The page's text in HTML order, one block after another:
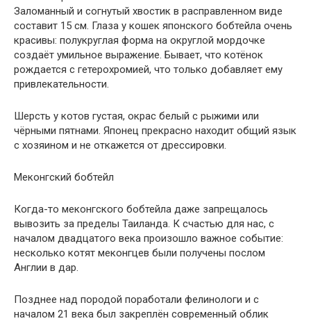
Заломанный и согнутый хвостик в расправленном виде
составит 15 см. Глаза у кошек японского бобтейла очень
красивы: полукруглая форма на округлой мордочке
создаёт умильное выражение. Бывает, что котёнок
рождается с гетерохромией, что только добавляет ему
привлекательности.
Шерсть у котов густая, окрас белый с рыжими или
чёрными пятнами. Японец прекрасно находит общий язык
с хозяином и не откажется от дрессировки.
Меконгский бобтейл
Когда-то меконгского бобтейла даже запрещалось
вывозить за пределы Таиланда. К счастью для нас, с
началом двадцатого века произошло важное событие:
несколько котят меконгцев были получены послом
Англии в дар.
Позднее над породой поработали фелинологи и с
началом 21 века был закреплён современный облик